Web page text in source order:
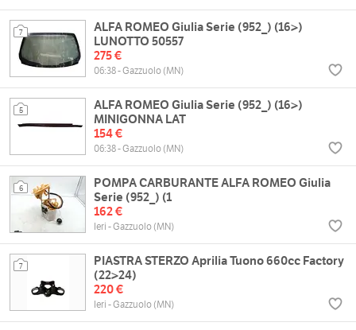
7
ALFA ROMEO Giulia Serie (952_) (16>)
LUNOTTO 50557
275 €
06:38 - Gazzuolo (MN)
5
ALFA ROMEO Giulia Serie (952_) (16>)
MINIGONNA LAT
154 €
06:38 - Gazzuolo (MN)
6
POMPA CARBURANTE ALFA ROMEO Giulia
Serie (952_) (1
162 €
Ieri - Gazzuolo (MN)
7
PIASTRA STERZO Aprilia Tuono 660cc Factory
(22>24)
220 €
Ieri - Gazzuolo (MN)